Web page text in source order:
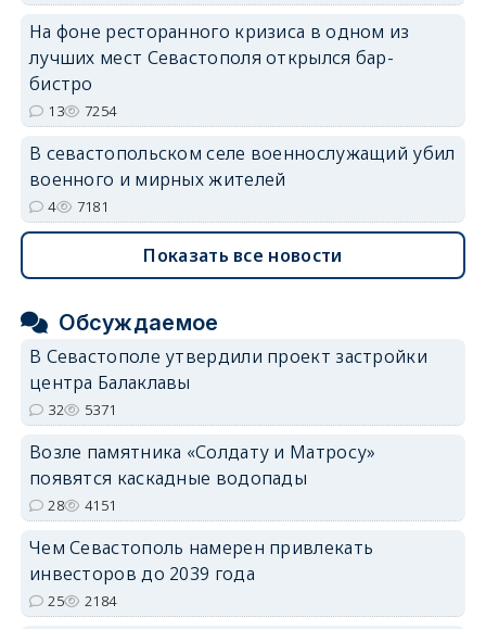
На фоне ресторанного кризиса в одном из
лучших мест Севастополя открылся бар-
бистро
13 7254
В севастопольском селе военнослужащий убил
военного и мирных жителей
4 7181
Показать все новости
Обсуждаемое
В Севастополе утвердили проект застройки
центра Балаклавы
32 5371
Возле памятника «Солдату и Матросу»
появятся каскадные водопады
28 4151
Чем Севастополь намерен привлекать
инвесторов до 2039 года
25 2184